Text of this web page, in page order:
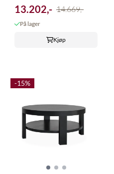
13.202,- 14.669,-
På lager
Kjøp
-15%